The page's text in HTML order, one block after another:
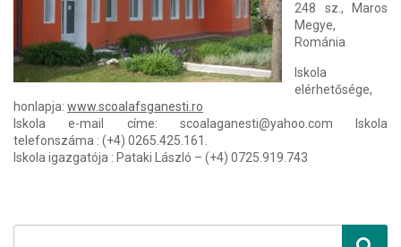
248 sz., Maros
Megye,
Románia
Iskola
elérhetősége,
honlapja: www.scoalafsganesti.ro
Iskola e-mail címe: scoalaganesti@yahoo.com Iskola
telefonszáma : (+4) 0265.425.161.
Iskola igazgatója : Pataki László – (+4) 0725.919.743